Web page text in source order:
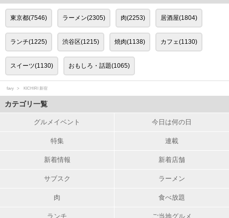
東京都(7546) ラーメン(2305) 肉(2253) 居酒屋(1804)
ランチ(1225) 渋谷区(1215) 焼肉(1138) カフェ(1130)
スイーツ(1130) おもしろ・話題(1065)
favy KICHIRI 新宿
カテゴリ一覧
グルメイベント 今日は何の日
特集 連載
新着情報 新着店舗
サブスク ラーメン
肉 食べ放題
ランチ ご当地グルメ